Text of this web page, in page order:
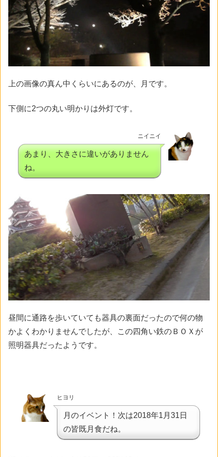
上の画像の真ん中くらいにあるのが、月です。
下側に2つの丸い明かりは外灯です。
ニイニイ
あまり、大きさに違いがありません
ね。
昼間に通路を歩いていても器具の裏面だったので何の物
かよくわかりませんでしたが、この四角い鉄のＢＯＸが
照明器具だったようです。
ヒヨリ
月のイベント！次は2018年1月31日
の皆既月食だね。